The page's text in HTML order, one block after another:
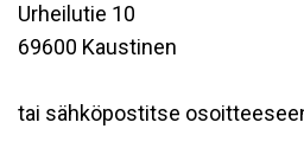
Urheilutie 10
69600 Kaustinen
tai sähköpostitse